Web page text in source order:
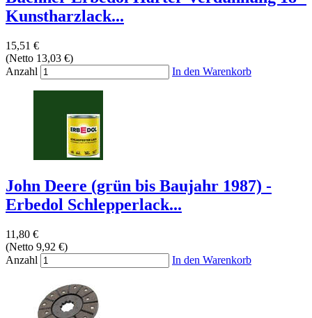
Kunstharzlack...
15,51 €
(Netto 13,03 €)
Anzahl
In den Warenkorb
John Deere (grün bis Baujahr 1987) -
Erbedol Schlepperlack...
11,80 €
(Netto 9,92 €)
Anzahl
In den Warenkorb